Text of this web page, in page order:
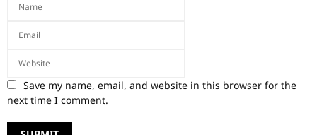
Save my name, email, and website in this browser for the
next time I comment.